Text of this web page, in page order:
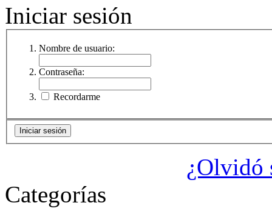
Iniciar sesión
Nombre de usuario:
Contraseña:
Recordarme
¿Olvidó
Categorías